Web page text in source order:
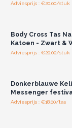
Adviesprijs : €20.00/stuk
Body Cross Tas
Katoen - Zwart &
Adviesprijs : €20.00/stuk
Donkerblauwe
Messenger
Adviesprijs : €18.00/tas